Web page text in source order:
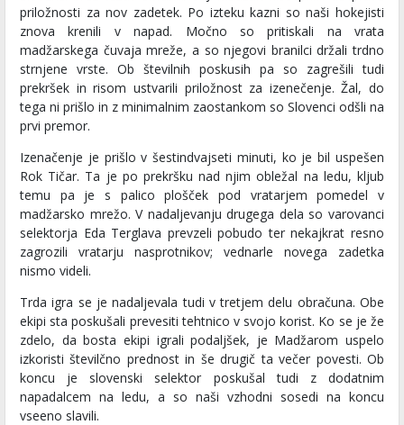
priložnosti za nov zadetek. Po izteku kazni so naši hokejisti
znova krenili v napad. Močno so pritiskali na vrata
madžarskega čuvaja mreže, a so njegovi branilci držali trdno
strnjene vrste. Ob številnih poskusih pa so zagrešili tudi
prekršek in risom ustvarili priložnost za izenečenje. Žal, do
tega ni prišlo in z minimalnim zaostankom so Slovenci odšli na
prvi premor.
Izenačenje je prišlo v šestindvajseti minuti, ko je bil uspešen
Rok Tičar. Ta je po prekršku nad njim obležal na ledu, kljub
temu pa je s palico plošček pod vratarjem pomedel v
madžarsko mrežo. V nadaljevanju drugega dela so varovanci
selektorja Eda Terglava prevzeli pobudo ter nekajkrat resno
zagrozili vratarju nasprotnikov; vednarle novega zadetka
nismo videli.
Trda igra se je nadaljevala tudi v tretjem delu obračuna. Obe
ekipi sta poskušali prevesiti tehtnico v svojo korist. Ko se je že
zdelo, da bosta ekipi igrali podaljšek, je Madžarom uspelo
izkoristi številčno prednost in še drugič ta večer povesti. Ob
koncu je slovenski selektor poskušal tudi z dodatnim
napadalcem na ledu, a so naši vzhodni sosedi na koncu
vseeno slavili.